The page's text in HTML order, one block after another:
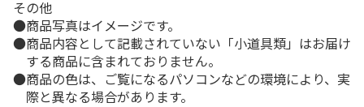
その他
商品写真はイメージです。
商品内容として記載されていない「小道具類」はお届け
する商品に含まれておりません。
商品の色は、ご覧になるパソコンなどの環境により、実
際と異なる場合があります。